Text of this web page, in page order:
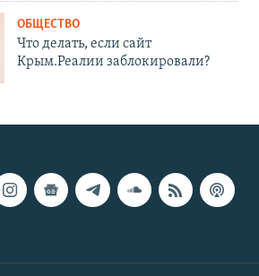
ОБЩЕСТВО
Что делать, если сайт
Крым.Реалии заблокировали?